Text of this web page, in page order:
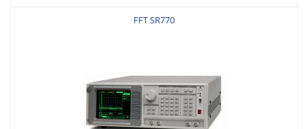
FFT SR770